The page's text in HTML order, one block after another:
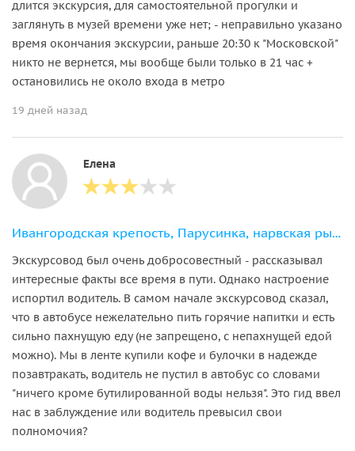
длится экскурсия, для самостоятельной прогулки и
заглянуть в музей времени уже нет; - неправильно указано
время окончания экскурсии, раньше 20:30 к "Московской"
никто не вернется, мы вообще были только в 21 час +
остановились не около входа в метро
19 дней назад
Елена
Ивангородская крепость, Парусинка, нарвская рыба и Шепелёвский маяк
Экскурсовод был очень добросовестный - рассказывал
интересные факты все время в пути. Однако настроение
испортил водитель. В самом начале экскурсовод сказал,
что в автобусе нежелательно пить горячие напитки и есть
сильно пахнущую еду (не запрещено, с непахнущей едой
можно). Мы в ленте купили кофе и булочки в надежде
позавтракать, водитель не пустил в автобус со словами
"ничего кроме бутилированной воды нельзя". Это гид ввел
нас в заблуждение или водитель превысил свои
полномочия?